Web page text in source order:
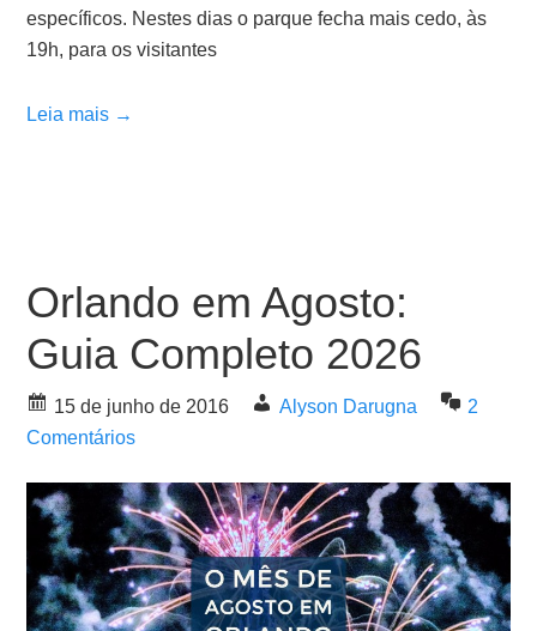
específicos. Nestes dias o parque fecha mais cedo, às
19h, para os visitantes
Leia mais →
Orlando em Agosto:
Guia Completo 2026
15 de junho de 2016 Alyson Darugna
2
Comentários